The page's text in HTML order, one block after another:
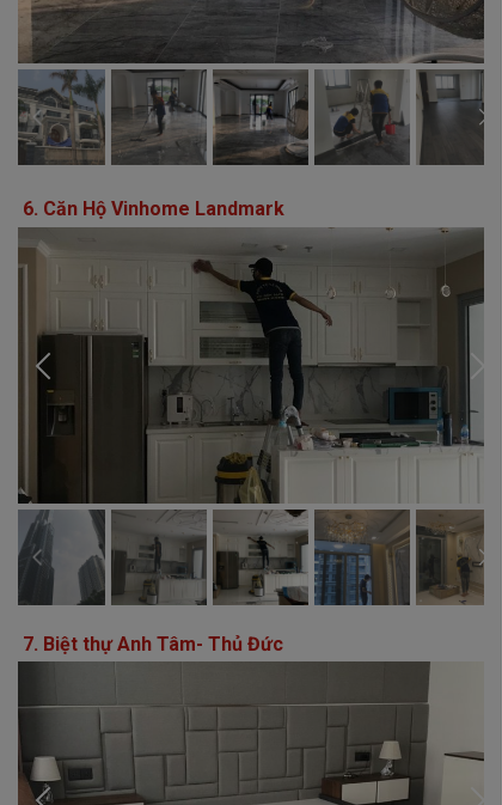
6. Căn Hộ Vinhome Landmark
7. Biệt thự Anh Tâm- Thủ Đức